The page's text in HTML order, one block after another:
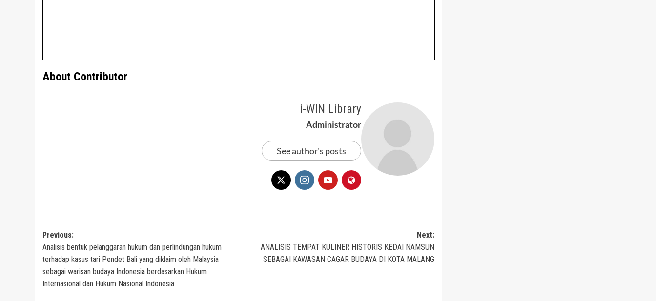
About Contributor
i-WIN Library
Administrator
See author's posts
Post
navigation
Previous:
Analisis bentuk pelanggaran hukum dan perlindungan hukum
terhadap kasus tari Pendet Bali yang diklaim oleh Malaysia
sebagai warisan budaya Indonesia berdasarkan Hukum
Internasional dan Hukum Nasional Indonesia
Next:
ANALISIS TEMPAT KULINER HISTORIS KEDAI NAMSUN
SEBAGAI KAWASAN CAGAR BUDAYA DI KOTA MALANG